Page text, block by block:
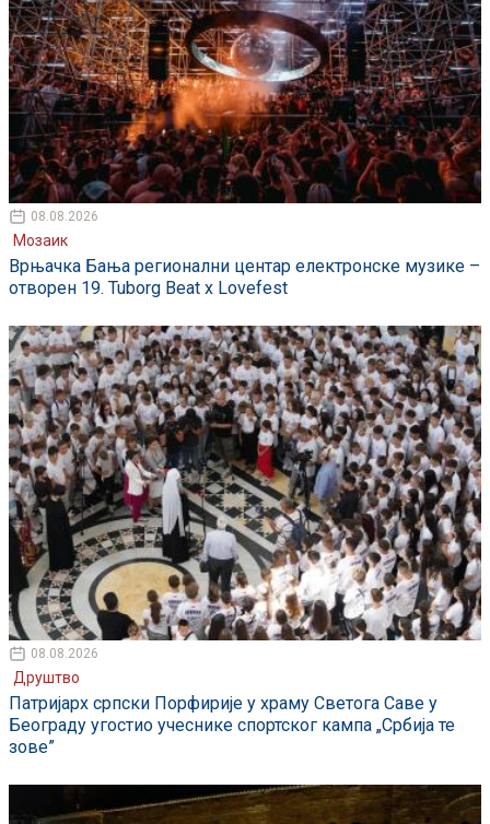
08.08.2026
Мозаик
Врњачка Бања регионални центар електронске музике –
отворен 19. Tuborg Beat x Lovefest
08.08.2026
Друштво
Патријарх српски Порфирије у храму Светога Саве у
Београду угостио учеснике спортског кампа „Србија те
зове”